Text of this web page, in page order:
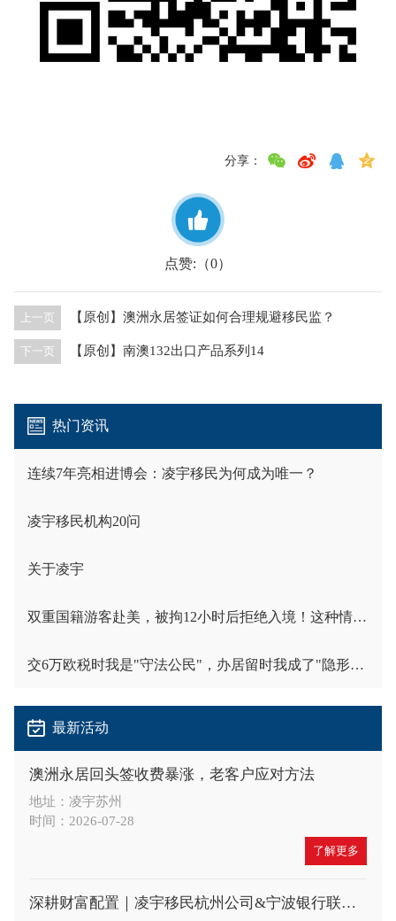
分享：
点赞:（0）
上一页 【原创】澳洲永居签证如何合理规避移民监？
下一页 【原创】南澳132出口产品系列14
热门资讯
连续7年亮相进博会：凌宇移民为何成为唯一？
凌宇移民机构20问
关于凌宇
双重国籍游客赴美，被拘12小时后拒绝入境！这种情况已经不是个案
交6万欧税时我是"守法公民"，办居留时我成了"隐形人"
最新活动
澳洲永居回头签收费暴涨，老客户应对方法
地址：凌宇苏州
时间：2026-07-28
了解更多
深耕财富配置｜凌宇移民杭州公司&宁波银行联合举办高端财富沙龙，共探A股大势与全球身份布局新机遇